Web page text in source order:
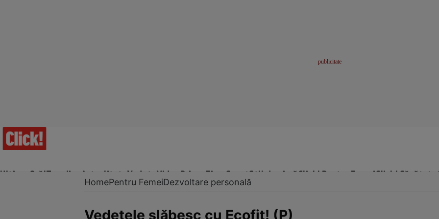
Ultima Oră!Trending Actualitate Vedete Video Prime Time SportStil de viațăClick! Pentru FemeiClick! Sănătate
HomePentru FemeiDezvoltare personală
Vedetele slăbesc cu Ecofit! (P)